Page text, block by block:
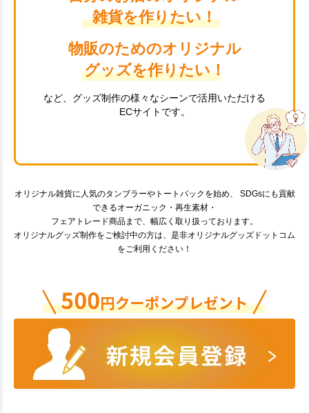
雑貨を作りたい！
物販のためのオリジナル
グッズを作りたい！
など、グッズ制作の様々なシーンで活用いただける
ECサイトです。
オリジナル雑貨に人気のタンブラーやトートバックを始め、 SDGsにも貢献
できるオーガニック・再生素材・
フェアトレード商品まで、幅広く取り扱っております。
オリジナルグッズ制作をご検討中の方は、是非オリジナルグッズドットコム
をご利用ください！